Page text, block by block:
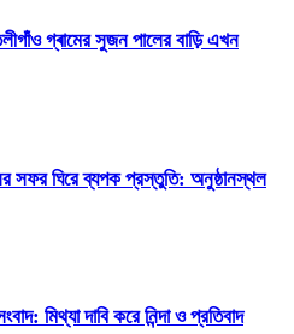
গ্ৰামের সুজন পালের বাড়ি এখন
সফর ঘিরে ব্যপক প্রস্তুতি: অনুষ্ঠানস্থল
মিথ্যা দাবি করে নিন্দা ও প্রতিবাদ